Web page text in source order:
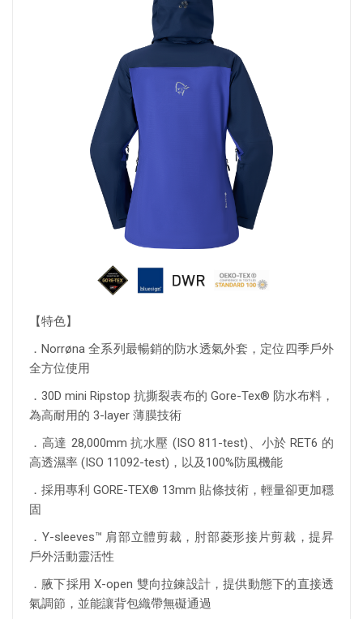
【特色】
．Norrøna 全系列最暢銷的防水透氣外套，定位四季戶外
全方位使用
．30D mini Ripstop 抗撕裂表布的 Gore-Tex® 防水布料，
為高耐用的 3-layer 薄膜技術
．高達 28,000mm 抗水壓 (ISO 811-test)、小於 RET6 的
高透濕率 (ISO 11092-test)，以及100%防風機能
．採用專利 GORE-TEX® 13mm 貼條技術，輕量卻更加穩
固
．Y-sleeves™ 肩部立體剪裁，肘部菱形接片剪裁，提昇
戶外活動靈活性
．腋下採用 X-open 雙向拉鍊設計，提供動態下的直接透
氣調節，並能讓背包織帶無礙通過